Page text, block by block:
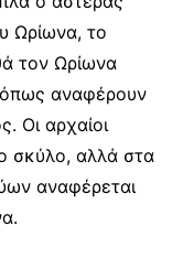
Ωρίωνα, το
τον Ωρίωνα
αναφέρουν
Οι αρχαίοι
σκύλο, αλλά στα
αναφέρεται